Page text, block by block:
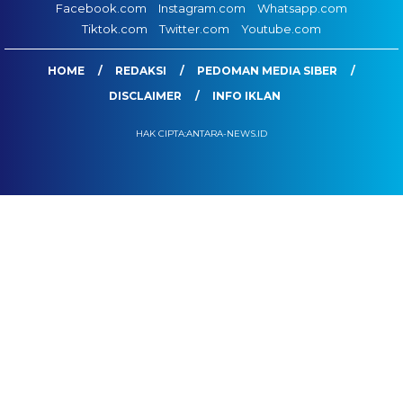
Facebook.com
Instagram.com
Whatsapp.com
Tiktok.com
Twitter.com Youtube.com
HOME REDAKSI
PEDOMAN MEDIA SIBER
DISCLAIMER
INFO IKLAN
HAK CIPTA:ANTARA-NEWS.ID